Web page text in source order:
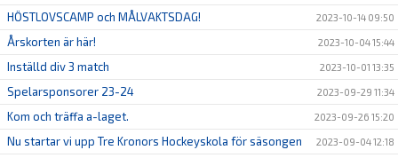
HÖSTLOVSCAMP och MÅLVAKTSDAG! 2023-10-14 09:50
Årskorten är här! 2023-10-04 15:44
Inställd div 3 match 2023-10-01 13:35
Spelarsponsorer 23-24 2023-09-29 11:34
Kom och träffa a-laget. 2023-09-26 15:20
Nu startar vi upp Tre Kronors Hockeyskola för säsongen 2023-09-04 12:18